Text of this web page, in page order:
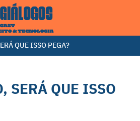
QUE ISSO PEGA?
SERÁ QUE ISSO